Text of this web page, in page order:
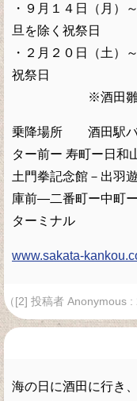
・９月１４日（月
旦を除く祝祭日
・２月２０日（土）
祝祭日
※酒田雛街道
乗降場所 酒田駅バ
ター前ー 寿町ー日和
土門拳記念館－出羽
庫前―二番町ー中町
ターミナル
www.sakata-
（[2] 投稿者 Anonymous :
海の日に酒田に行き